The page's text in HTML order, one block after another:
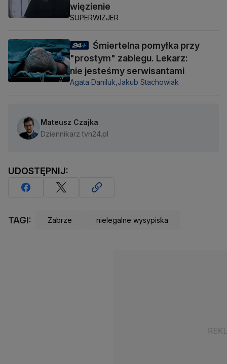
więzienie
SUPERWIZJER
Śmiertelna pomyłka przy
"prostym" zabiegu. Lekarz:
nie jesteśmy serwisantami
Agata Daniluk,Jakub Stachowiak
Mateusz Czajka
Dziennikarz tvn24.pl
UDOSTĘPNIJ:
TAGI: Zabrze nielegalne wysypiska